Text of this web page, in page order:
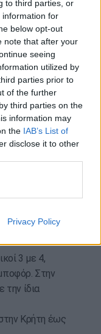
to third parties, or
information for
below opt-out
note that after your
seeing
utilized by
parties prior to
of the further
third parties on the
information may
the IAB’s List of
disclose it to other
Privacy Policy
– απόγευμα
Από το
–
στη
3 με 4,
Στην
την ίδια
Κρήτη έως